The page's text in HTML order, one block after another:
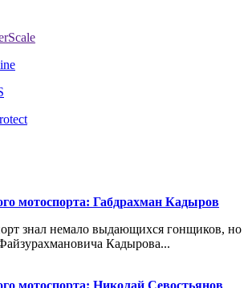
мотоспорта: Габдрахман Кадыров
знал немало выдающихся гонщиков, но
Кадырова...
мотоспорта: Николай Севостьянов